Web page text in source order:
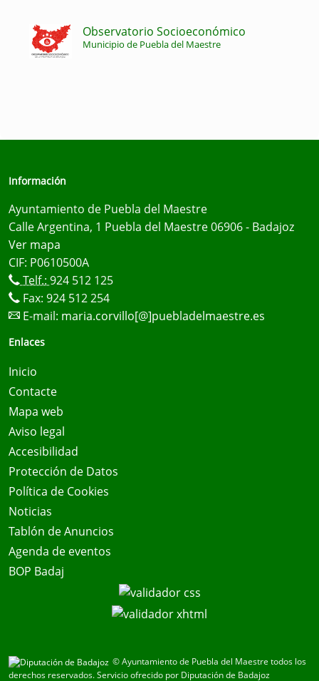
Observatorio Socioeconómico
Municipio de Puebla del Maestre
Información
Ayuntamiento de Puebla del Maestre
Calle Argentina, 1 Puebla del Maestre 06906 - Badajoz
Ver mapa
CIF: P0610500A
Telf.: 924 512 125
Fax: 924 512 254
E-mail: maria.corvillo[@]puebladelmaestre.es
Enlaces
Inicio
Contacte
Mapa web
Aviso legal
Accesibilidad
Protección de Datos
Política de Cookies
Noticias
Tablón de Anuncios
Agenda de eventos
BOP Badaj
© Ayuntamiento de Puebla del Maestre todos los
derechos reservados.Servicio ofrecido por Diputación de Badajoz